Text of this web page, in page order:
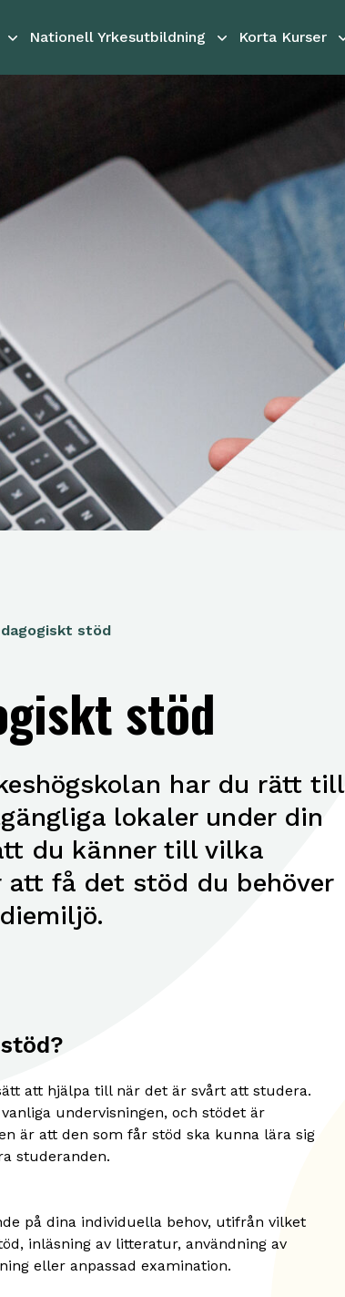
Nationell Yrkesutbildning Korta Kurser
stöd
stöd
har du rätt till
lokaler under din
du känner till vilka
få det stöd du behöver
att hjälpa till när det är svårt att studera.
undervisningen, och stödet är
är att den som får stöd ska kunna lära sig
studeranden.
på dina individuella behov, utifrån vilket
inläsning av litteratur, användning av
eller anpassad examination.